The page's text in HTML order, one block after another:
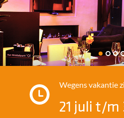
Wegens vakantie
21 juli t/m